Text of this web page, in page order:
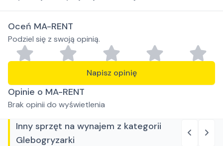
Oceń MA-RENT
Podziel się z swoją opinią.
Napisz opinię
Opinie o MA-RENT
Brak opinii do wyświetlenia
Inny sprzęt na wynajem z kategorii
Glebogryzarki